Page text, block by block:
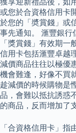
獲享迎新禮品後，如
或您於合資格信用卡
於您的「奬賞錢」或
事先通知。 滙豐銀行
「獎賞錢」有效期一
信用卡包括滙豐卓越
減價商品往往以極優
機會難逢，好像不買
趁減價的時候購物是
品，會難以抵抗誘惑
的商品，反而增加了
「合資格信用卡」指